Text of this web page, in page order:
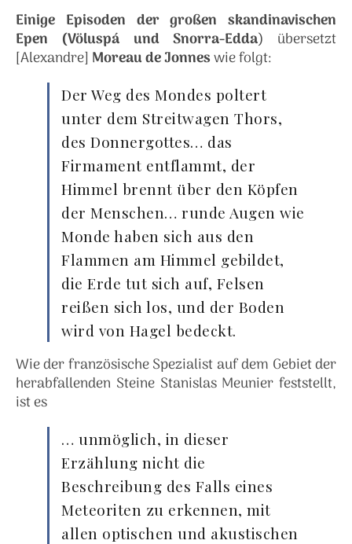
Einige Episoden der großen skandinavischen
Epen (Völuspá und Snorra-Edda) übersetzt
[Alexandre] Moreau de Jonneswie folgt:
Der Weg des Mondes poltert
unter dem Streitwagen Thors,
des Donnergottes… das
Firmament entflammt, der
Himmel brennt über den Köpfen
der Menschen… runde Augen wie
Monde haben sich aus den
Flammen am Himmel gebildet,
die Erde tut sich auf, Felsen
reißen sich los, und der Boden
wird von Hagel bedeckt.
Wie der französische Spezialist auf dem Gebiet der
herabfallenden Steine Stanislas Meunier feststellt,
ist es
… unmöglich, in dieser
Erzählung nicht die
Beschreibung des Falls eines
Meteoriten zu erkennen, mit
allen optischen und akustischen